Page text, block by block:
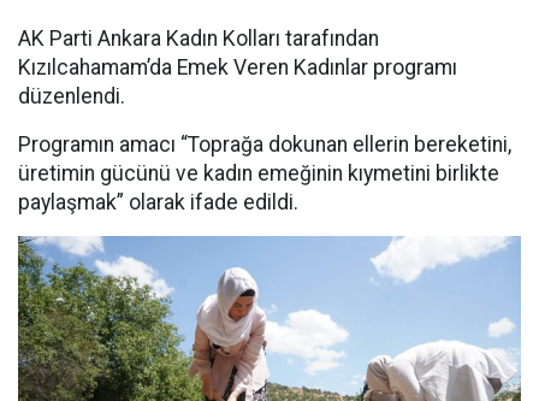
AK Parti Ankara Kadın Kolları tarafından
Kızılcahamam’da Emek Veren Kadınlar programı
düzenlendi.
Programın amacı “Toprağa dokunan ellerin bereketini,
üretimin gücünü ve kadın emeğinin kıymetini birlikte
paylaşmak” olarak ifade edildi.